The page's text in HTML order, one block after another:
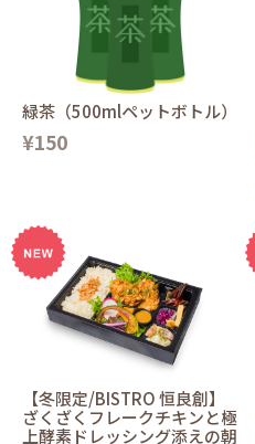
緑茶（500mlペットボトル）
¥150
【冬限定/BISTRO 恒良創】
ざくざくフレークチキンと極
上酵素ドレッシング添えの朝